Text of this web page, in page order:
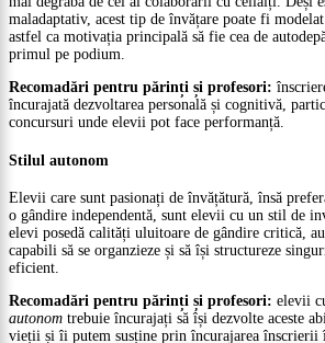
maladaptativ, acest tip de învățare poate fi
astfel ca motivația principală să fie cea de
primul pe podium.
Recomadări pentru părinți și profesori:
încurajată dezvoltarea personală și cognitivă,
concursuri unde elevii pot face performanță.
Stilul autonom
Elevii care sunt pasionați de învățătură, însă
o gândire independentă, sunt elevii cu un stil de
elevi posedă calități uluitoare de gândire critică,
capabili să se organzieze și să își structureze
eficient.
Recomadări pentru părinți și profesori: elevii
autonom trebuie încurajați să își dezvolte aceste
vieții și îi putem susține prin încurajarea înscrierii